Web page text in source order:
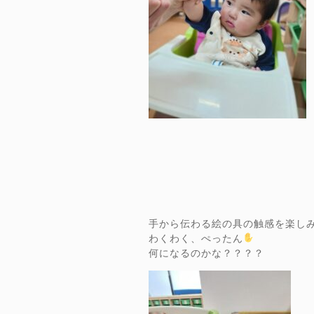
手から伝わる絵の具の触感を楽し
わくわく、ぺったん
何になるのかな？？？？